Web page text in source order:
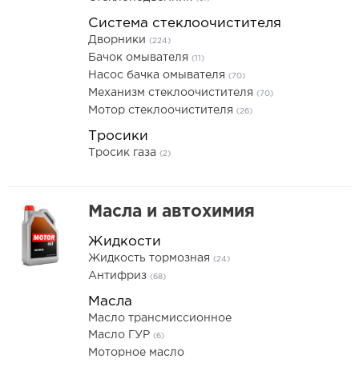
Система стеклоочистителя
Дворники (224)
Бачок омывателя (11)
Насос бачка омывателя (70)
Механизм стеклоочистителя (70)
Мотор стеклоочистителя (26)
Тросики
Тросик газа (2)
Масла и автохимия
Жидкости
Жидкость тормозная (24)
Антифриз (68)
Масла
Масло трансмиссионное
Масло ГУР (6)
Моторное масло